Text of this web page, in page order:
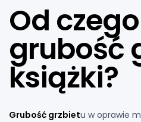
Od
grubość
książki?
Grubość grzbietu w oprawie